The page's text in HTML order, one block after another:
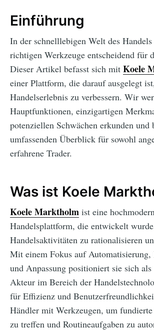
Einführung
In der schnelllebigen Welt des
richtigen Werkzeuge entscheidend für
Dieser Artikel befasst sich mit Koele
einer Plattform, die darauf ausgelegt
Handelserlebnis zu verbessern. Wir
Hauptfunktionen, einzigartigen
potenziellen Schwächen erkunden und
umfassenden Überblick für sowohl
erfahrene Trader.
Was ist Koele
Koele Marktholm ist eine
Handelsplattform, die entwickelt
Handelsaktivitäten zu rationalisieren
Mit einem Fokus auf Automatisierung,
und Anpassung positioniert sie sich als
Akteur im Bereich der
für Effizienz und
Händler mit Werkzeugen, um
zu treffen und Routineaufgaben zu